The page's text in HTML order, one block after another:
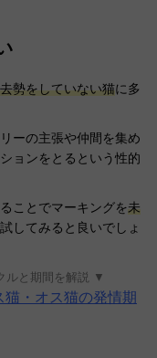
勢をしていない猫に多
ーの主張や仲間を集め
ョンをとるという性的
ことでマーキングを未
してみると良いでしょ
ルと期間を解説 ▼
・オス猫の発情期